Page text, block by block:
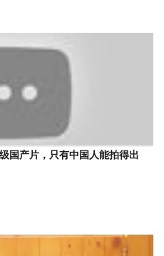
国产片，只有中国人能拍得出